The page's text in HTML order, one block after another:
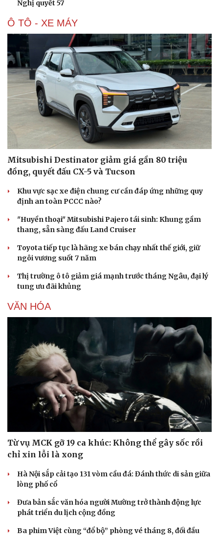
Podcast
Câu chuyện thời sự
Đọc truyện đêm khuya
Cửa sổ tình yêu
Hạt giống tâm hồn
Nghị quyết 57
Ô TÔ - XE MÁY
Mitsubishi Destinator giảm giá gần 80 triệu
đồng, quyết đấu CX-5 và Tucson
Khu vực sạc xe điện chung cư cần đáp ứng những quy
định an toàn PCCC nào?
"Huyền thoại" Mitsubishi Pajero tái sinh: Khung gầm
thang, sẵn sàng đấu Land Cruiser
Toyota tiếp tục là hãng xe bán chạy nhất thế giới, giữ
ngôi vương suốt 7 năm
Thị trường ô tô giảm giá mạnh trước tháng Ngâu, đại lý
tung ưu đãi khủng
VĂN HÓA
Từ vụ MCK gỡ 19 ca khúc: Không thể gây sốc rồi
chỉ xin lỗi là xong
Hà Nội sắp cải tạo 131 vòm cầu đá: Đánh thức di sản giữa
lòng phố cổ
Đưa bản sắc văn hóa người Mường trở thành động lực
phát triển du lịch cộng đồng
Ba phim Việt cùng “đổ bộ” phòng vé tháng 8, đối đầu